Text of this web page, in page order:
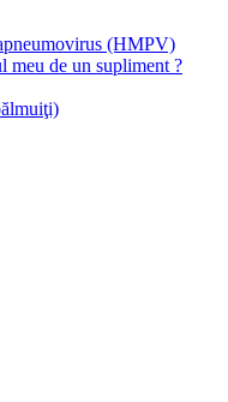
(HMPV)
meu de un supliment ?